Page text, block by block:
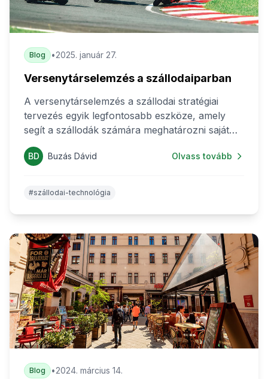
Blog •2025. január 27.
Versenytárselemzés a szállodaiparban
A versenytárselemzés a szállodai stratégiai
tervezés egyik legfontosabb eszköze, amely
segít a szállodák számára meghatározni saját
piaci pozíciójukat, felismerni erősségeiket és
gyengeségeiket, valamint azonosítani a
analízis). Egy jól végrehajtott
részesedést, segíti az árak optimalizálását,
javíthatja a vendégelégedettséget és növelheti a
bevételeket.
BD Buzás Dávid Olvass tovább
#szállodai-technológia
Blog •2024. március 14.